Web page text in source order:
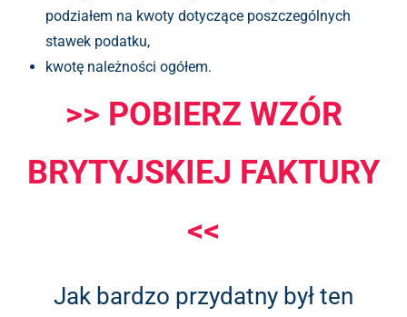
podziałem na kwoty dotyczące poszczególnych
stawek podatku,
kwotę należności ogółem.
>> POBIERZ WZÓR
BRYTYJSKIEJ FAKTURY
<<
Jak bardzo przydatny był ten